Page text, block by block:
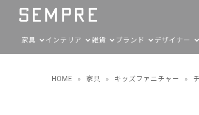
家具 インテリア 雑貨 ブランド デザイナー
HOME » 家具 » キッズファニチャー »